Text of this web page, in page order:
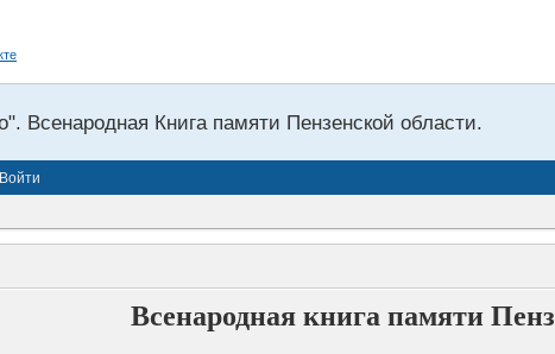
Всенародная Книга памяти Пензенской области.
Войти
Всенародная книга памяти